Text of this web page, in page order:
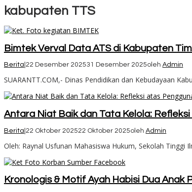
kabupaten TTS
Bimtek Verval Data ATS di Kabupaten
Berita 22 Desember 202531 Desember 2025oleh Admin
SUARANTT.COM,- Dinas Pendidikan dan Kebudayaan
Antara Niat Baik dan Tata Kelola:
Berita 22 Oktober 202522 Oktober 2025oleh Admin
Oleh: Raynal Usfunan Mahasiswa Hukum, Sekolah Tinggi
Kronologis & Motif Ayah Habisi Dua Anak